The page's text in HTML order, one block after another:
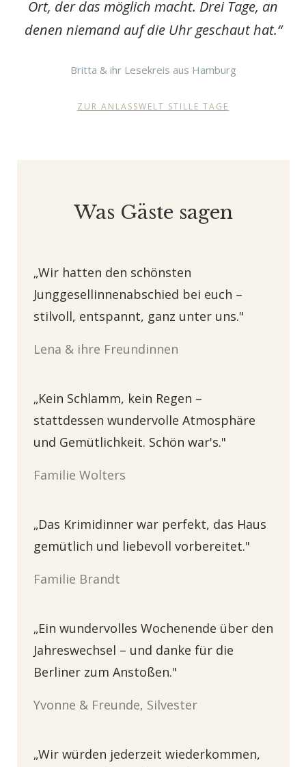
Ort, der das möglich macht. Drei Tage, an
denen niemand auf die Uhr geschaut hat.“
Britta & ihr Lesekreis aus Hamburg
ZUR ANLASSWELT STILLE TAGE
Was Gäste sagen
„Wir hatten den schönsten
Junggesellinnenabschied bei euch –
stilvoll, entspannt, ganz unter uns."
Lena & ihre Freundinnen
„Kein Schlamm, kein Regen –
stattdessen wundervolle Atmosphäre
und Gemütlichkeit. Schön war's."
Familie Wolters
„Das Krimidinner war perfekt, das Haus
gemütlich und liebevoll vorbereitet."
Familie Brandt
„Ein wundervolles Wochenende über den
Jahreswechsel – und danke für die
Berliner zum Anstoßen."
Yvonne & Freunde, Silvester
„Wir würden jederzeit wiederkommen,